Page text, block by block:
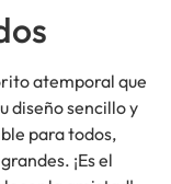
atemporal que
diseño sencillo y
para todos,
¡Es el